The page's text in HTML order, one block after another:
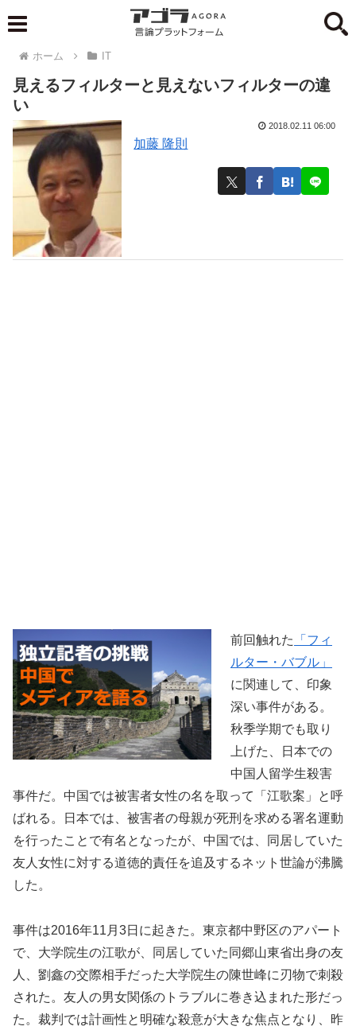
ホーム IT
見えるフィルターと見えないフィルターの違
い
加藤 隆則
2018.02.11 06:00
前回触れた
「フィ
ルター・バブル」
に関連して、印象
深い事件がある。
秋季学期でも取り
上げた、日本での
中国人留学生殺害
事件だ。中国では被害者女性の名を取って「江歌案」と呼
ばれる。日本では、被害者の母親が死刑を求める署名運動
を行ったことで有名となったが、中国では、同居していた
友人女性に対する道徳的責任を追及するネット世論が沸騰
した。
事件は2016年11月3日に起きた。東京都中野区のアパート
で、大学院生の江歌が、同居していた同郷山東省出身の友
人、劉鑫の交際相手だった大学院生の陳世峰に刃物で刺殺
された。友人の男女関係のトラブルに巻き込まれた形だっ
た。裁判では計画性と明確な殺意が大きな焦点となり、昨